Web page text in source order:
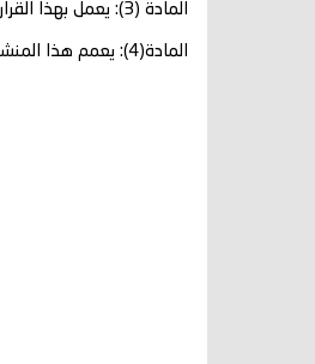
المادة (3): يعمل بهذا القرار اعتباراً من تاريخ صدوره.
المادة(4): يعمم هذا المنشور على ذوي الشأن